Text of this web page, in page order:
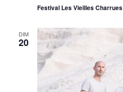
Festival Les Vieilles Charrues
DIM
20